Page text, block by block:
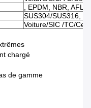
, EPDM, NBR,
SUS304/SUS316,
Voiture/SIC /TC/Cer
chargé
de gamme